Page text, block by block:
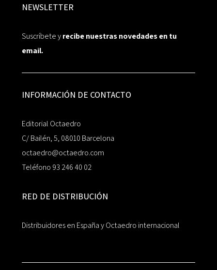
NEWSLETTER
Suscríbete yrecibe nuestras novedades en tu
email.
INFORMACIÓN DE CONTACTO
Editorial Octaedro
C/ Bailén, 5, 08010 Barcelona
octaedro@octaedro.com
Teléfono 93 246 40 02
RED DE DISTRIBUCIÓN
Distribuidores en España y Octaedro internacional